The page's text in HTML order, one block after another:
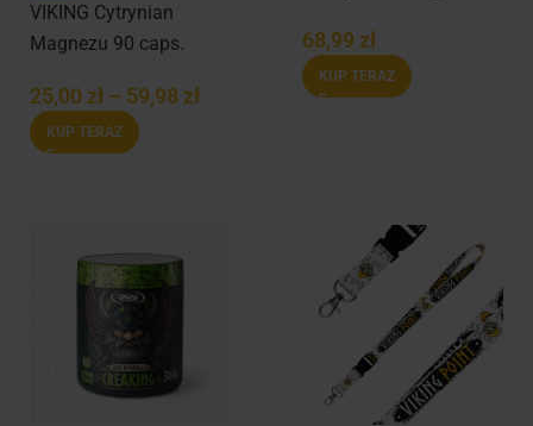
VIKING Cytrynian
Magnezu 90 caps.
25,00 zł – 59,98 zł
KUP TERAZ
68,99 zł
KUP TERAZ